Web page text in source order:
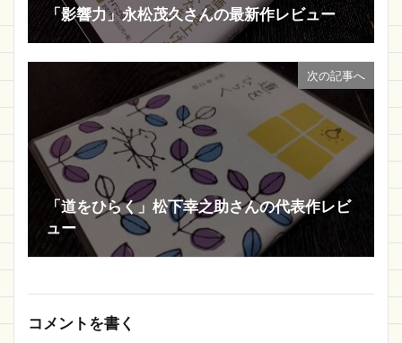
「影響力」永松茂久さんの最新作レビュー
次の記事へ
「道をひらく」松下幸之助さんの代表作レビ
ュー
コメントを書く